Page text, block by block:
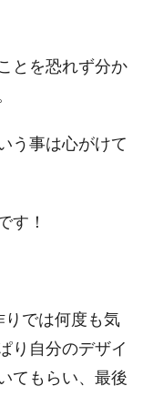
とを恐れず分か
う事は心がけて
す！
では何度も気
り自分のデザイ
てもらい、最後